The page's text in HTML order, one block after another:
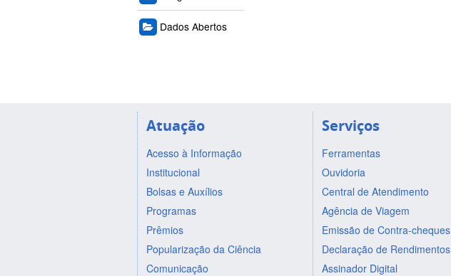
Dados Abertos
Atuação
Acesso à Informação
Institucional
Bolsas e Auxílios
Programas
Prêmios
Popularização da Ciência
Comunicação
Serviços
Ferramentas
Ouvidoria
Central de Atendimento
Agência de Viagem
Emissão de Contra-cheques
Declaração de Rendimentos
Assinador Digital